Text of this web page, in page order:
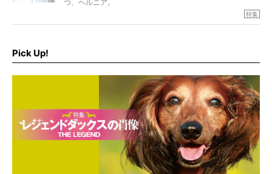
つ、ヘルニア。
特集『ヘルニアに、負けない』では、ヘルニアに強い動物
病院のご紹介や、ヘルニアを乗り越えたご家族のインタビ
を点滴投与する治療により、歩けなかった子が投与37日で
特集
Pick Up!